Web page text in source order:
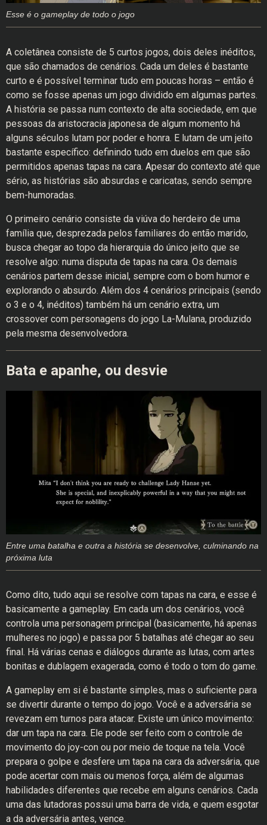
Esse é o gameplay de todo o jogo
A coletânea consiste de 5 curtos jogos, dois deles inéditos,
que são chamados de cenários. Cada um deles é bastante
curto e é possível terminar tudo em poucas horas – então é
como se fosse apenas um jogo dividido em algumas partes.
A história se passa num contexto de alta sociedade, em que
pessoas da aristocracia japonesa de algum momento há
alguns séculos lutam por poder e honra. E lutam de um jeito
bastante específico: definindo tudo em duelos em que são
permitidos apenas tapas na cara. Apesar do contexto até que
sério, as histórias são absurdas e caricatas, sendo sempre
bem-humoradas.
O primeiro cenário consiste da viúva do herdeiro de uma
família que, desprezada pelos familiares do então marido,
busca chegar ao topo da hierarquia do único jeito que se
resolve algo: numa disputa de tapas na cara. Os demais
cenários partem desse inicial, sempre com o bom humor e
explorando o absurdo. Além dos 4 cenários principais (sendo
o 3 e o 4, inéditos) também há um cenário extra, um
crossover com personagens do jogo La-Mulana, produzido
pela mesma desenvolvedora.
Bata e apanhe, ou desvie
Entre uma batalha e outra a história se desenvolve, culminando na
próxima luta
Como dito, tudo aqui se resolve com tapas na cara, e esse é
basicamente a gameplay. Em cada um dos cenários, você
controla uma personagem principal (basicamente, há apenas
mulheres no jogo) e passa por 5 batalhas até chegar ao seu
final. Há várias cenas e diálogos durante as lutas, com artes
bonitas e dublagem exagerada, como é todo o tom do game.
A gameplay em si é bastante simples, mas o suficiente para
se divertir durante o tempo do jogo. Você e a adversária se
revezam em turnos para atacar. Existe um único movimento:
dar um tapa na cara. Ele pode ser feito com o controle de
movimento do joy-con ou por meio de toque na tela. Você
prepara o golpe e desfere um tapa na cara da adversária, que
pode acertar com mais ou menos força, além de algumas
habilidades diferentes que recebe em alguns cenários. Cada
uma das lutadoras possui uma barra de vida, e quem esgotar
a da adversária antes, vence.